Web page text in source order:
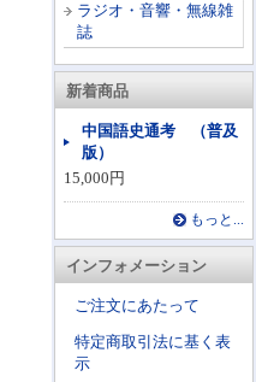
ラジオ・音響・無線雑
誌
新着商品
中国語史通考 （普及
版）
15,000円
もっと...
インフォメーション
ご注文にあたって
特定商取引法に基く表
示